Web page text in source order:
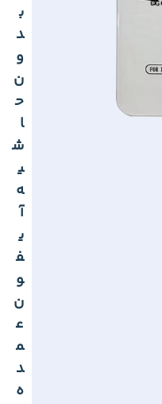
ب
د
و
ن
ح
ا
ش
ی
ه
آ
ی
ف
و
ن
ع
م
د
ه